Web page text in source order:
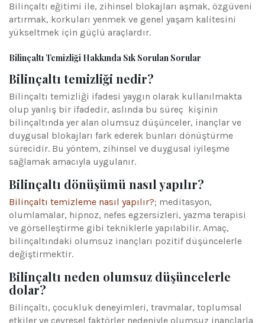
Bilinçaltı eğitimi ile, zihinsel blokajları aşmak, özgüveni
artırmak, korkuları yenmek ve genel yaşam kalitesini
yükseltmek için güçlü araçlardır.
Bilinçaltı Temizliği Hakkında Sık Sorulan Sorular
Bilinçaltı temizliği nedir?
Bilinçaltı temizliği ifadesi yaygın olarak kullanılmakta
olup yanlış bir ifadedir, aslında bu süreç kişinin
bilinçaltında yer alan olumsuz düşünceler, inançlar ve
duygusal blokajları fark ederek bunları dönüştürme
sürecidir. Bu yöntem, zihinsel ve duygusal iyileşme
sağlamak amacıyla uygulanır.
Bilinçaltı dönüşümü nasıl yapılır?
Bilinçaltı temizleme nasıl yapılır?; meditasyon,
olumlamalar, hipnoz, nefes egzersizleri, yazma terapisi
ve görselleştirme gibi tekniklerle yapılabilir. Amaç,
bilinçaltındaki olumsuz inançları pozitif düşüncelerle
değiştirmektir.
Bilinçaltı neden olumsuz düşüncelerle
dolar?
Bilinçaltı, çocukluk deneyimleri, travmalar, toplumsal
etkiler ve çevresel faktörler nedeniyle olumsuz inançlarla